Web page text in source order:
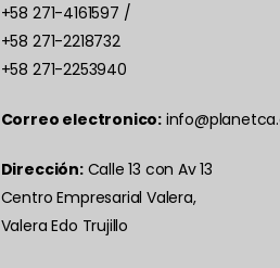
+58 271-4161597 /
+58 271-2218732
+58 271-2253940
Correo electronico:
Dirección:Calle 13 con Av 13
Centro Empresarial Valera,
Valera Edo Trujillo